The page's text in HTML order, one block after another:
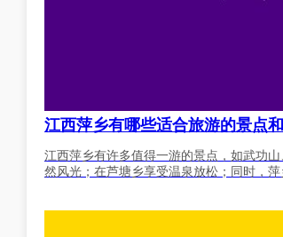
江西萍乡有哪些适合旅游的景点
江西萍乡有许多值得一游的景点，如武功
然风光；在芦塘乡享受温泉放松；同时，